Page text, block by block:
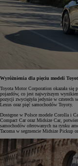
Wyróżnienia dla pięciu modeli
Toyota Motor Corporation okazała się
pojazdów, co jest najwyższym
pozycji zwyciężyła jedynie w czterech
Lexus oraz pięć samochodów Toyoty.
Dostępne w Polsce modele Corolla i
Compact Car oraz Midsize Car,
samochodów oferowanych na rynku
Tacoma w segmencie Midsize Pickup